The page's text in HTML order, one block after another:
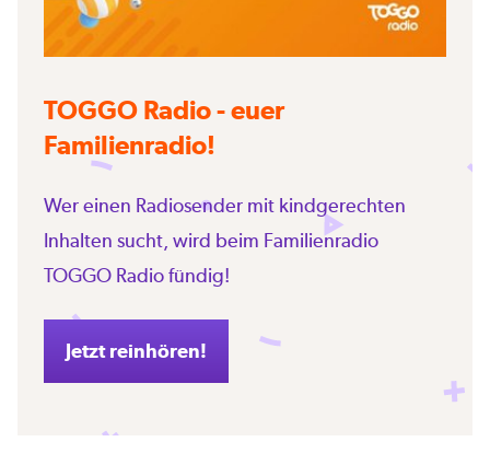
TOGGO Radio - euer
Familienradio!
Wer einen Radiosender mit kindgerechten
Inhalten sucht, wird beim Familienradio
TOGGO Radio fündig!
Jetzt reinhören!